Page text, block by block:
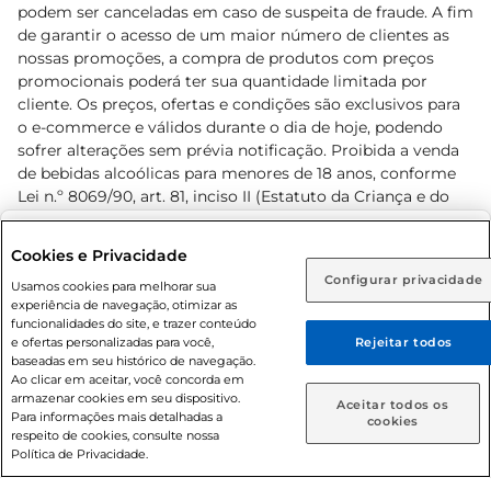
Rio de Janeiro (RJ) Goiás (GO)
Ou
Caso queira comprar online, informe como deseja receber
suas compras:
Entrega em casa Retire em Loja
podem ser canceladas em caso de suspeita de fraude. A fim
de garantir o acesso de um maior número de clientes as
nossas promoções, a compra de produtos com preços
promocionais poderá ter sua quantidade limitada por
cliente. Os preços, ofertas e condições são exclusivos para
o e-commerce e válidos durante o dia de hoje, podendo
sofrer alterações sem prévia notificação. Proibida a venda
de bebidas alcoólicas para menores de 18 anos, conforme
Lei n.º 8069/90, art. 81, inciso II (Estatuto da Criança e do
Adolescente). Preços e condições exclusivos para o
prévio. O valor mínimo para as compras on-line é de R$
80,00.
© 2026 Copyright. Todos os direitos
reservados Prezunic.
Cookies e Privacidade
Usamos cookies para melhorar sua
experiência de navegação, otimizar as
funcionalidades do site, e trazer conteúdo
e ofertas personalizadas para você,
baseadas em seu histórico de navegação.
Ao clicar em aceitar, você concorda em
armazenar cookies em seu dispositivo.
Para informações mais detalhadas a
respeito de cookies, consulte nossa
Política de Privacidade.
Configurar privacidade
Rejeitar todos
Aceitar todos os
cookies